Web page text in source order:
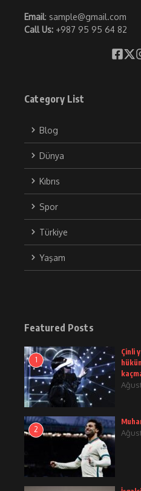
Email: sample@gmail.com
Call Us: +987 95 95 64 82
Category List
Blog
Dünya
Kıbrıs
Spor
Türkiye
Yaşam
Featured Posts
1
Çinli
2